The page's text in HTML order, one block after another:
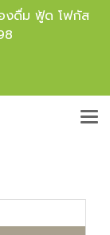
องดื่ม ฟู้ด โฟกัส